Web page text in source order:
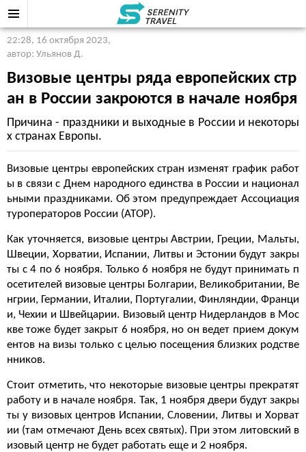
22:28, 16 октября 2023,
автор: Ульянов Д.
Визовые центры ряда европейских стр
ан в России закроются в начале ноября
Причина - праздники и выходные в России и некоторы
х странах Европы.
Визовые центры европейских стран изменят график работ
ы в связи с Днем народного единства в России и национал
ьными праздниками. Об этом предупреждает Ассоциация
туроператоров России (АТОР).
Как уточняется, визовые центры Австрии, Греции, Мальты,
Швеции, Хорватии, Испании, Литвы и Эстонии будут закры
ты с 4 по 6 ноября. Только 6 ноября не будут принимать п
осетителей визовые центры Болгарии, Великобритании, Ве
нгрии, Германии, Италии, Португалии, Финляндии, Франци
и, Чехии и Швейцарии. Визовый центр Нидерландов в Мос
кве тоже будет закрыт 6 ноября, но он ведет прием докум
ентов на визы только с целью посещения близких родстве
нников.
Стоит отметить, что некоторые визовые центры прекратят
работу и в начале ноября. Так, 1 ноября двери будут закры
ты у визовых центров Испании, Словении, Литвы и Хорват
ии (там отмечают День всех святых). При этом литовский в
изовый центр не будет работать еще и 2 ноября.